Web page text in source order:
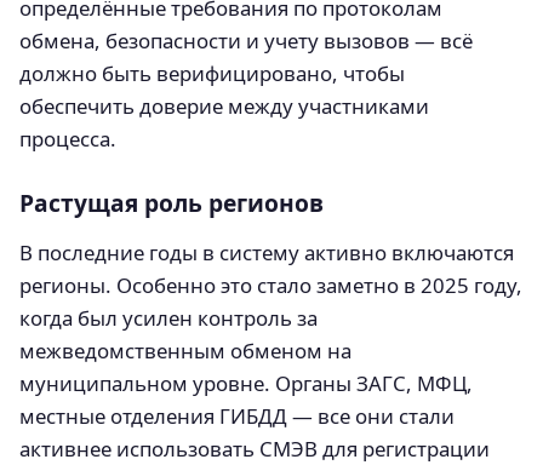
определённые требования по протоколам
обмена, безопасности и учету вызовов — всё
должно быть верифицировано, чтобы
обеспечить доверие между участниками
процесса.
Растущая роль регионов
В последние годы в систему активно включаются
регионы. Особенно это стало заметно в 2025 году,
когда был усилен контроль за
межведомственным обменом на
муниципальном уровне. Органы ЗАГС, МФЦ,
местные отделения ГИБДД — все они стали
активнее использовать СМЭВ для регистрации